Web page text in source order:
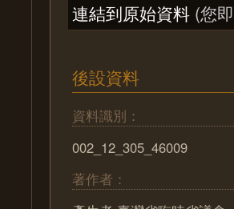
連結到原始資料 (您
後設資料
資料識別：
002_12_305_46009
著作者：